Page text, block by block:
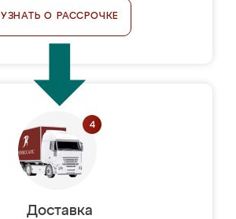
УЗНАТЬ О РАССРОЧКЕ
Доставка